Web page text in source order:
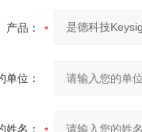
产品：
单位：
姓名：